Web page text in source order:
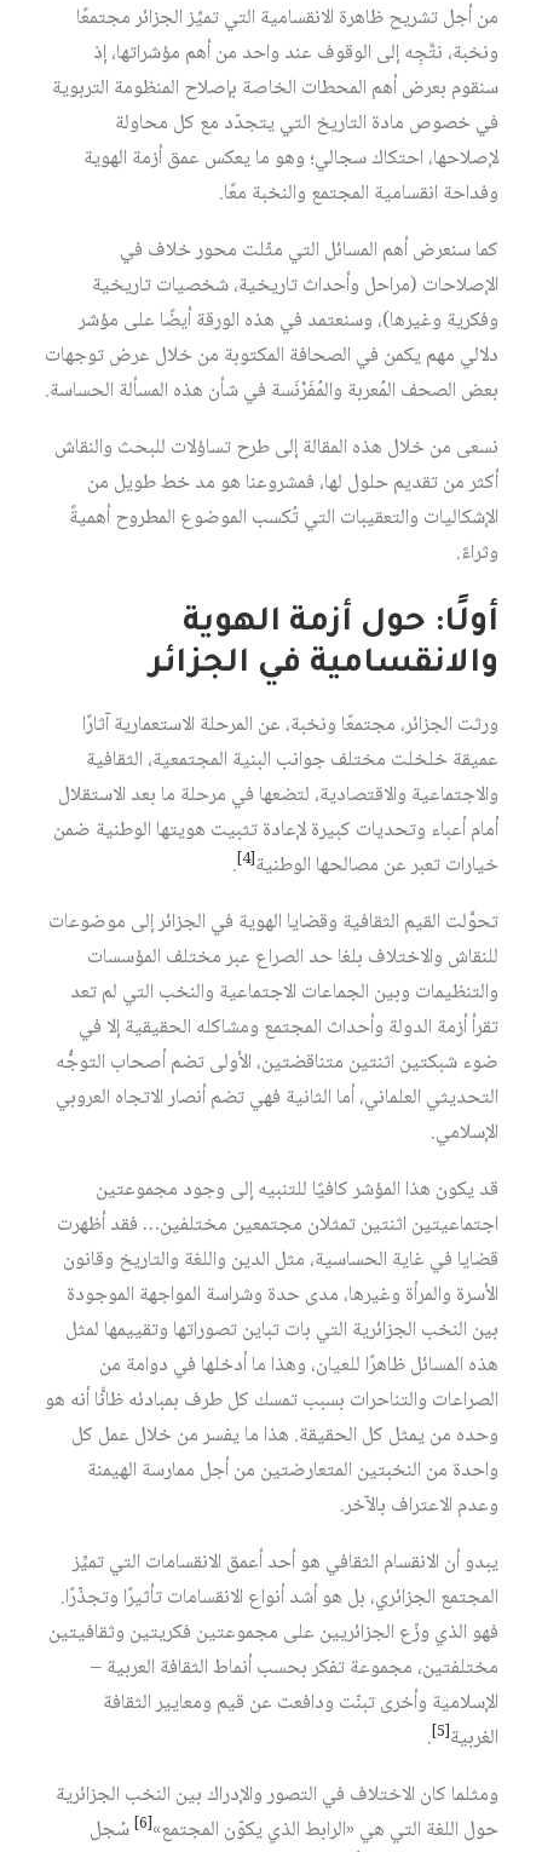
من أجل تشريح ظاهرة الانقسامية التي تميِّز الجزائر مجتمعًا
ونخبة، نتَّجِه إلى الوقوف عند واحد من أهم مؤشراتها، إذ
سنقوم بعرض أهم المحطات الخاصة بإصلاح المنظومة التربوية
في خصوص مادة التاريخ التي يتجدّد مع كل محاولة
لإصلاحها، احتكاك سجالي؛ وهو ما يعكس عمق أزمة الهوية
وفداحة انقسامية المجتمع والنخبة معًا.
كما سنعرض أهم المسائل التي مثّلت محور خلاف في
الإصلاحات (مراحل وأحداث تاريخية، شخصيات تاريخية
وفكرية وغيرها)، وسنعتمد في هذه الورقة أيضًا على مؤشر
دلالي مهم يكمن في الصحافة المكتوبة من خلال عرض توجهات
بعض الصحف المُعربة والمُفَرْنَسة في شأن هذه المسألة الحساسة.
نسعى من خلال هذه المقالة إلى طرح تساؤلات للبحث والنقاش
أكثر من تقديم حلول لها، فمشروعنا هو مد خط طويل من
الإشكاليات والتعقيبات التي تُكسب الموضوع المطروح أهميةً
وثراءً.
أولًا: حول أزمة الهوية
والانقسامية في الجزائر
ورثت الجزائر، مجتمعًا ونخبة، عن المرحلة الاستعمارية آثارًا
عميقة خلخلت مختلف جوانب البنية المجتمعية، الثقافية
والاجتماعية والاقتصادية، لتضعها في مرحلة ما بعد الاستقلال
أمام أعباء وتحديات كبيرة لإعادة تثبيت هويتها الوطنية ضمن
خيارات تعبر عن مصالحها الوطنية‏[4]
.
تحوَّلت القيم الثقافية وقضايا الهوية في الجزائر إلى موضوعات
للنقاش والاختلاف بلغا حد الصراع عبر مختلف المؤسسات
والتنظيمات وبين الجماعات الاجتماعية والنخب التي لم تعد
تقرأ أزمة الدولة وأحداث المجتمع ومشاكله الحقيقية إلا في
ضوء شبكتين اثنتين متناقضتين، الأولى تضم أصحاب التوجُّه
التحديثي العلماني، أما الثانية فهي تضم أنصار الاتجاه العروبي
الإسلامي.
قد يكون هذا المؤشر كافيًا للتنبيه إلى وجود مجموعتين
اجتماعيتين اثنتين تمثلان مجتمعين مختلفين… فقد أظهرت
قضايا في غاية الحساسية، مثل الدين واللغة والتاريخ وقانون
الأسرة والمرأة وغيرها، مدى حدة وشراسة المواجهة الموجودة
بين النخب الجزائرية التي بات تباين تصوراتها وتقييمها لمثل
هذه المسائل ظاهرًا للعيان، وهذا ما أدخلها في دوامة من
الصراعات والتناحرات بسبب تمسك كل طرف بمبادئه ظانًّا أنه هو
وحده من يمثل كل الحقيقة. هذا ما يفسر من خلال عمل كل
واحدة من النخبتين المتعارضتين من أجل ممارسة الهيمنة
وعدم الاعتراف بالآخر.
يبدو أن الانقسام الثقافي هو أحد أعمق الانقسامات التي تميِّز
المجتمع الجزائري، بل هو أشد أنواع الانقسامات تأثيرًا وتجذّرًا.
فهو الذي وزّع الجزائريين على مجموعتين فكريتين وثقافيتين
مختلفتين، مجموعة تفكر بحسب أنماط الثقافة العربية –
الإسلامية وأخرى تبنّت ودافعت عن قيم ومعايير الثقافة
الغربية‏[5]
.
ومثلما كان الاختلاف في التصور والإدراك بين النخب الجزائرية
حول اللغة التي هي «الرابط الذي يكوّن المجتمع»‏[6]
سُجل